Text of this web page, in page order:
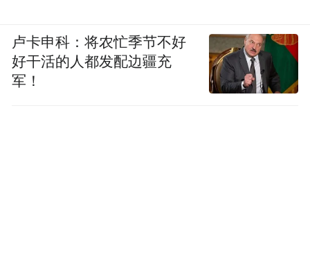
卢卡申科：将农忙季节不好
好干活的人都发配边疆充
军！